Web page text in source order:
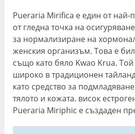
Pueraria Mirifica е един от най-
от гледна точка на
за нормализиране на
женския организъм. Това е
също като бяло Kwao Krua. Той
широко в традиционен
като средство за
тялото и кожата. висок
Pueraria Miriphic е създаден